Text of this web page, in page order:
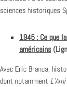
sciences historiques
1945 : Ce que
américains
Avec Eric Branca,
dont notamment